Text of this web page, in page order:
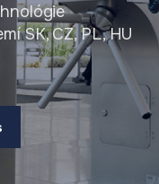
SK, CZ, PL, HU